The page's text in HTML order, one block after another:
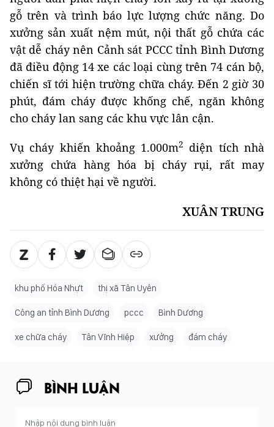
gỗ trên và trình báo lực lượng chức năng. Do
xưởng sản xuất nệm mút, nội thất gỗ chứa các
vật dễ cháy nên Cảnh sát PCCC tỉnh Bình Dương
đã điều động 14 xe các loại cùng trên 74 cán bộ,
chiến sĩ tới hiện trường chữa cháy. Đến 2 giờ 30
phút, đám cháy được khống chế, ngăn không
cho cháy lan sang các khu vực lân cận.
Vụ cháy khiến khoảng 1.000m2
diện tích nhà
xưởng chứa hàng hóa bị cháy rụi, rất may
không có thiệt hại về người.
XUÂN TRUNG
khu phố Hóa Nhựt thị xã Tân Uyên
Công an tỉnh Bình Dương pccc Bình Dương
xe chữa cháy Tân Vĩnh Hiệp xưởng đám cháy
BÌNH LUẬN